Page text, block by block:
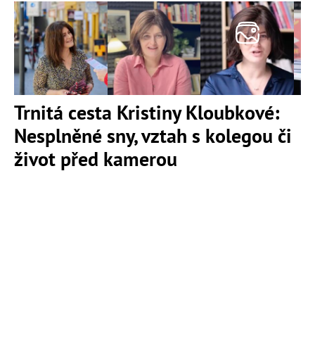
Trnitá cesta Kristiny Kloubkové:
Nesplněné sny, vztah s kolegou či
život před kamerou